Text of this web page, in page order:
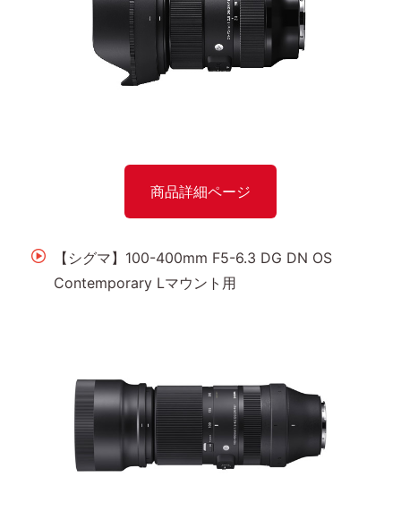
商品詳細ページ
【シグマ】100-400mm F5-6.3 DG DN OS
Contemporary Lマウント用